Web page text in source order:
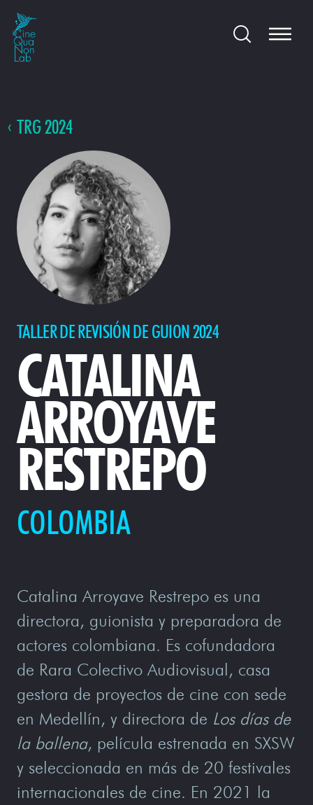
TRG 2024
TALLER DE REVISIÓN DE GUION 2024
CATALINA
ARROYAVE
RESTREPO
COLOMBIA
Catalina Arroyave Restrepo es una
directora, guionista y preparadora de
actores colombiana. Es cofundadora
de Rara Colectivo Audiovisual, casa
gestora de proyectos de cine con sede
en Medellín, y directora de Los días de
la ballena, película estrenada en SXSW
y seleccionada en más de 20 festivales
internacionales de cine. En 2021 la